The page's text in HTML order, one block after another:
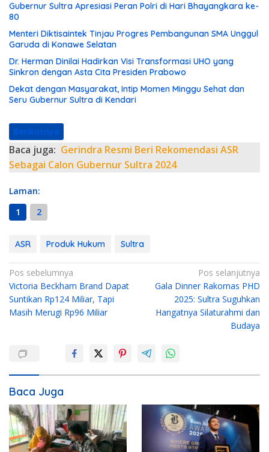
Gubernur Sultra Apresiasi Peran Polri di Hari Bhayangkara ke-
80
Menteri Diktisaintek Tinjau Progres Pembangunan SMA Unggul
Garuda di Konawe Selatan
Dr. Herman Dinilai Hadirkan Visi Transformasi UHO yang
Sinkron dengan Asta Cita Presiden Prabowo
Dekat dengan Masyarakat, Intip Momen Minggu Sehat dan
Seru Gubernur Sultra di Kendari
Berikutnya
Baca juga: Gerindra Resmi Beri Rekomendasi ASR
Sebagai Calon Gubernur Sultra 2024
Laman:
1
2
ASR Produk Hukum Sultra
N
a
v
s
i
p
o
s
Pos sebelumnya
Victoria Beckham Brand Dapat
Suntikan Rp124 Miliar, Tapi
Masih Merugi Rp96 Miliar
Pos selanjutnya
Gala Dinner Rakornas PHD
2025: Sultra Suguhkan
Hangatnya Silaturahmi dan
Budaya
Baca Juga